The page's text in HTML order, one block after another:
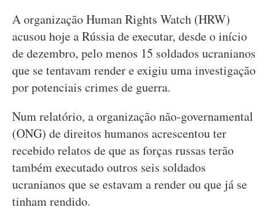
A organização Human Rights Watch (HRW)
acusou hoje a Rússia de executar, desde o início
de dezembro, pelo menos 15 soldados ucranianos
que se tentavam render e exigiu uma investigação
por potenciais crimes de guerra.
Num relatório, a organização não-governamental
(ONG) de direitos humanos acrescentou ter
recebido relatos de que as forças russas terão
também executado outros seis soldados
ucranianos que se estavam a render ou que já se
tinham rendido.